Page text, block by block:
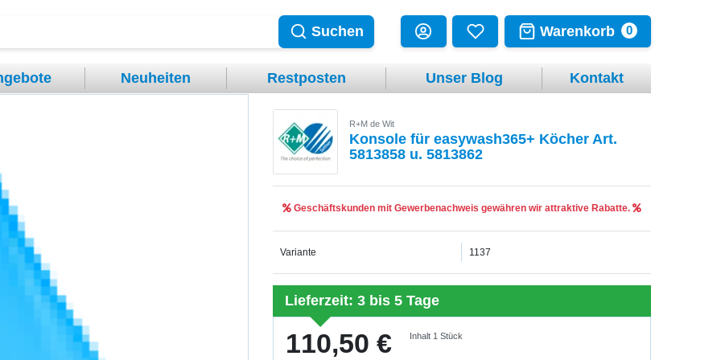
Warenkorb 0
Suchen
Neuheiten Restposten Unser Blog Kontakt
R+M de Wit
Konsole für easywash365+ Köcher Art.
5813858 u. 5813862
Geschäftskunden mit Gewerbenachweis gewähren wir attraktive Rabatte.
Variante 1137
Lieferzeit: 3 bis 5 Tage
110,50 € Inhalt 1Stück